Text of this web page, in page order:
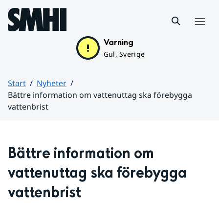
Hoppa till sidans innehåll
Varning
Gul, Sverige
Start
Nyheter
Bättre information om vattenuttag ska förebygga
vattenbrist
Bättre information om
vattenuttag ska förebygga
vattenbrist